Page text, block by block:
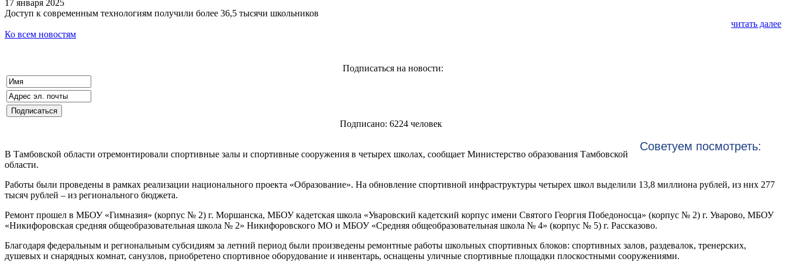
17 января 2025
Доступ к современным технологиям получили более 36,5 тысячи школьников
читать далее
Ко всем новостям
Подписаться на новости:
Подписано: 6224 человек
Советуем посмотреть:
В Тамбовской области отремонтировали спортивные залы и спортивные сооружения в четырех школах, сообщает Министерство образования Тамбовской
области.
Работы были проведены в рамках реализации национального проекта «Образование». На обновление спортивной инфраструктуры четырех школ выделили 13,8 миллиона рублей, из них 277
тысяч рублей – из регионального бюджета.
Ремонт прошел в МБОУ «Гимназия» (корпус № 2) г. Моршанска, МБОУ кадетская школа «Уваровский кадетский корпус имени Святого Георгия Победоносца» (корпус № 2) г. Уварово, МБОУ
«Никифоровская средняя общеобразовательная школа № 2» Никифоровского МО и МБОУ «Средняя общеобразовательная школа № 4» (корпус № 5) г. Рассказово.
Благодаря федеральным и региональным субсидиям за летний период были произведены ремонтные работы школьных спортивных блоков: спортивных залов, раздевалок, тренерских,
душевых и снарядных комнат, санузлов, приобретено спортивное оборудование и инвентарь, оснащены уличные спортивные площадки плоскостными сооружениями.